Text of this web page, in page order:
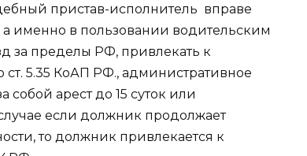
пристав-исполнитель вправе
именно в пользовании водительским
за пределы РФ, привлекать к
ст. 5.35 КоАП РФ., административное
арест до 15 суток или
если должник продолжает
то должник привлекается к